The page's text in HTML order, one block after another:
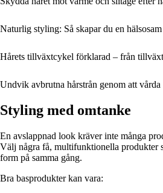
Naturlig styling: Så skapar du en
Hårets tillväxtcykel förklarad – från
Undvik avbrutna hårstrån genom att
Styling med omtanke
En avslappnad look kräver inte många
Välj några få, multifunktionella produkter
form på samma gång.
Bra basprodukter kan vara: